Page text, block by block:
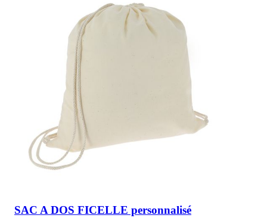
SAC A DOS FICELLE personnalisé